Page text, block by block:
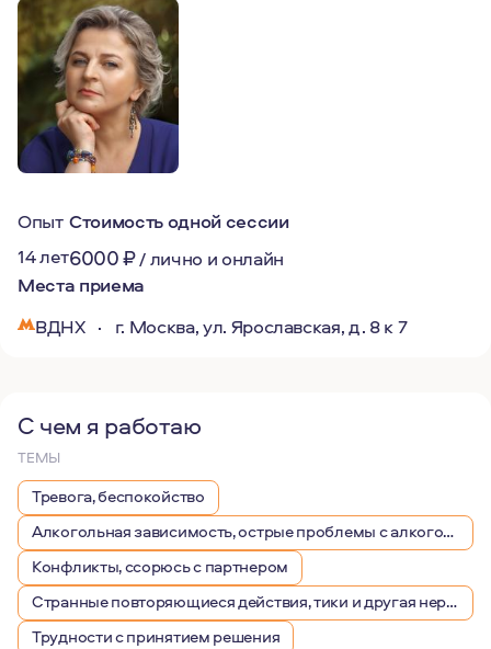
Опыт
14 лет
Стоимость одной сессии
6000₽/лично и онлайн
Места приема
ВДНХ · г. Москва, ул. Ярославская, д. 8 к 7
С чем я работаю
ТЕМЫ
Тревога, беспокойство
Алкогольная зависимость, острые проблемы с алкоголем
Конфликты, ссорюсь с партнером
Странные повторяющиеся действия, тики и другая нервная симптоматика
Трудности с принятием решения